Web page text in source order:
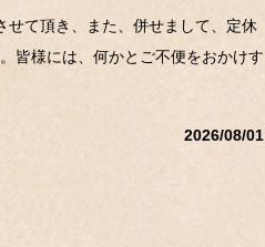
て頂き、また、併せまして、定休
皆様には、何かとご不便をおかけす
2026/08/01